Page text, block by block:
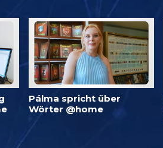
Pálma spricht über
Wörter @home